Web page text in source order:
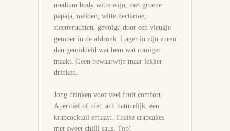
medium body witte wijn, met groene
papaja, meloen, witte nectarine,
steenvruchten, gevolgd door een vleugje
gember in de afdronk. Lager in zijn zuren
dan gemiddeld wat hem wat romiger
maakt. Geen bewaarwijn maar lekker
drinken.
Jong drinken voor veel fruit comfort.
Aperitief of met, ach natuurlijk, een
krabcocktail ernaast. Thaise crabcakes
met sweet chilli saus. Top!